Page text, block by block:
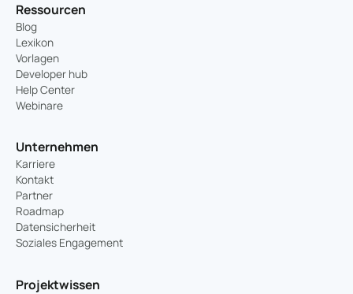
Ressourcen
Blog
Lexikon
Vorlagen
Developer hub
Help Center
Webinare
Unternehmen
Karriere
Kontakt
Partner
Roadmap
Datensicherheit
Soziales Engagement
Projektwissen